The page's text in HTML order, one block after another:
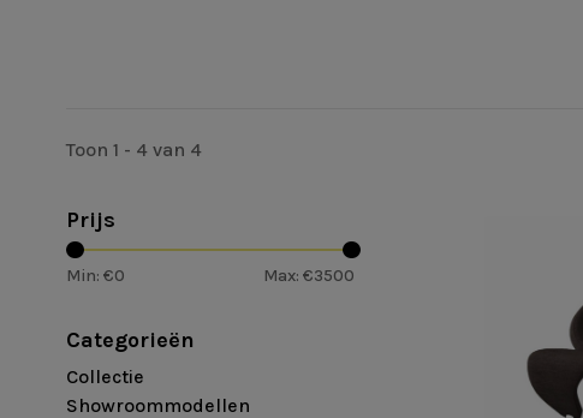
Toon 1 - 4 van 4
Prijs
Min: €0 Max: €3500
Categorieën
Collectie
Showroommodellen